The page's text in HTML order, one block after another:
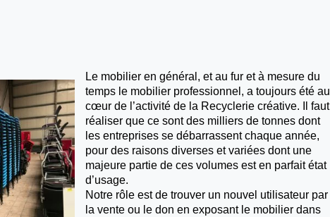
Le mobilier en général, et au fur et à mesure du
temps le mobilier professionnel, a toujours été au
cœur de l’activité de la Recyclerie créative. Il faut
réaliser que ce sont des milliers de tonnes dont
les entreprises se débarrassent chaque année,
pour des raisons diverses et variées dont une
majeure partie de ces volumes est en parfait état
d’usage.
Notre rôle est de trouver un nouvel utilisateur par
la vente ou le don en exposant le mobilier dans